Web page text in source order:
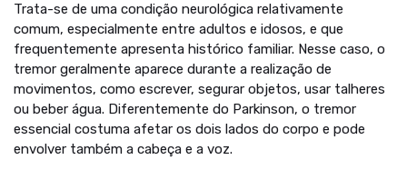
Trata-se de uma condição neurológica relativamente
comum, especialmente entre adultos e idosos, e que
frequentemente apresenta histórico familiar. Nesse caso, o
tremor geralmente aparece durante a realização de
movimentos, como escrever, segurar objetos, usar talheres
ou beber água. Diferentemente do Parkinson, o tremor
essencial costuma afetar os dois lados do corpo e pode
envolver também a cabeça e a voz.